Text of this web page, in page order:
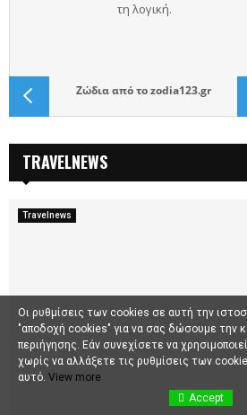
Ζώδιααπό τοzodia123.gr
TRAVELNEWS
Travelnews
Οι ρυθμίσεις των cookies σε αυτή την
"αποδοχή cookies" για να σας δώσουμε την
περιήγησης. Εάν συνεχίσετε να
χωρίς να αλλάξετε τις ρυθμίσεις των
αυτό. View more
Accept